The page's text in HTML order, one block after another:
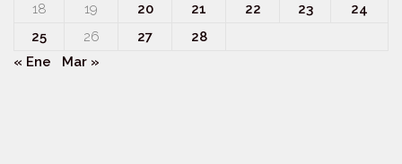
18
19 20 21 22 23
24
25
26 27
28
« Ene
Mar »